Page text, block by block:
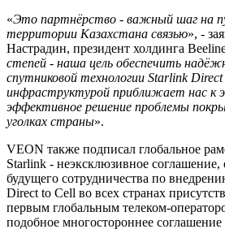
«Это партнёрство - важный шаг на
территории Казахстана связью», -
Настрадин, президент холдинга
степей - наша цель обеспечить
спутниковой технологии Starlink
инфраструктурой приближает нас к
эффективное решение проблемы
уголках страны».
VEON также подписал глобальное
Starlink - неэксклюзивное
будущего сотрудничества по
Direct to Cell во всех странах
первым глобальным телеком-
подобное многостороннее соглашение